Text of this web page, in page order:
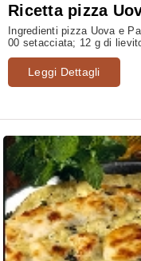
Ricetta pizza
Ingredienti pizza Uova e
00 setacciata; 12 g di
Leggi Dettagli